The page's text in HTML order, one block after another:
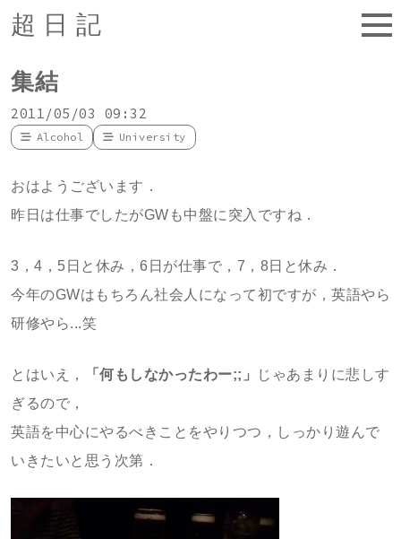
超日記
集結
2011/05/03 09:32
Alcohol University
おはようございます．
昨日は仕事でしたがGWも中盤に突入ですね．
3，4，5日と休み，6日が仕事で，7，8日と休み．
今年のGWはもちろん社会人になって初ですが，英語やら
研修やら...笑
とはいえ， 「何もしなかったわー;;」
じゃあまりに悲しす
ぎるので，
英語を中心にやるべきことをやりつつ，しっかり遊んで
いきたいと思う次第．